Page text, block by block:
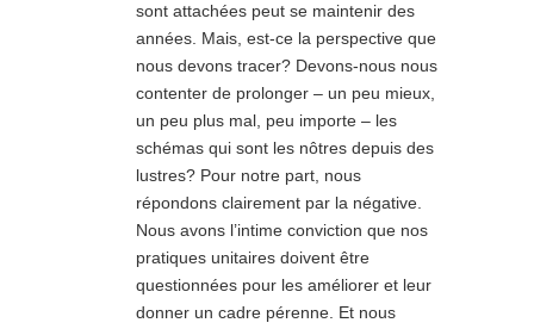
sont attachées peut se maintenir des
années. Mais, est-ce la perspective que
nous devons tracer? Devons-nous nous
contenter de prolonger – un peu mieux,
un peu plus mal, peu importe – les
schémas qui sont les nôtres depuis des
lustres? Pour notre part, nous
répondons clairement par la négative.
Nous avons l’intime conviction que nos
pratiques unitaires doivent être
questionnées pour les améliorer et leur
donner un cadre pérenne. Et nous